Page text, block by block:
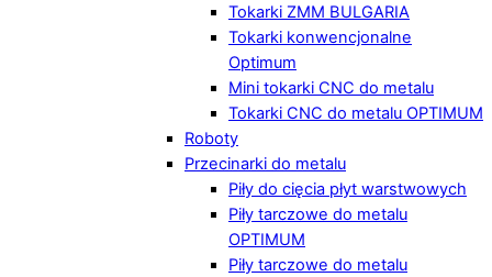
Tokarki ZMM BULGARIA
Tokarki konwencjonalne
Optimum
Mini tokarki CNC do metalu
Tokarki CNC do metalu OPTIMUM
Roboty
Przecinarki do metalu
Piły do cięcia płyt warstwowych
Piły tarczowe do metalu
OPTIMUM
Piły tarczowe do metalu